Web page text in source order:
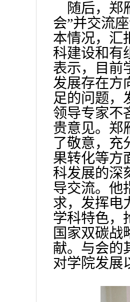
随后，郑
会”并交流
本情况，汇
科建设和有
表示，目前
发展存在方
足的问题，
领导专家不
贵意见。郑
了敬意，充
果转化等方
科发展的深
导交流。他
求，发挥电
学科特色，
国家双碳战
献。与会的
对学院发展